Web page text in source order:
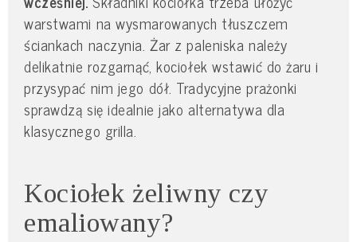
warstwami na wysmarowanych tłuszczem
ściankach naczynia. Żar z paleniska należy
delikatnie rozgarnąć, kociołek wstawić do żaru i
przysypać nim jego dół. Tradycyjne prażonki
sprawdzą się idealnie jako alternatywa dla
klasycznego grilla.
Kociołek żeliwny czy
emaliowany?